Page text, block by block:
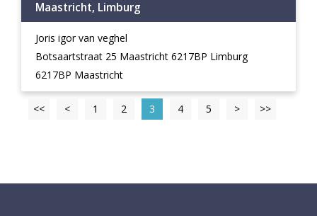
Maastricht, Limburg
Joris igor van veghel
Botsaartstraat 25 Maastricht 6217BP Limburg
6217BP Maastricht
<< < 1 2 3 4 5 > >>